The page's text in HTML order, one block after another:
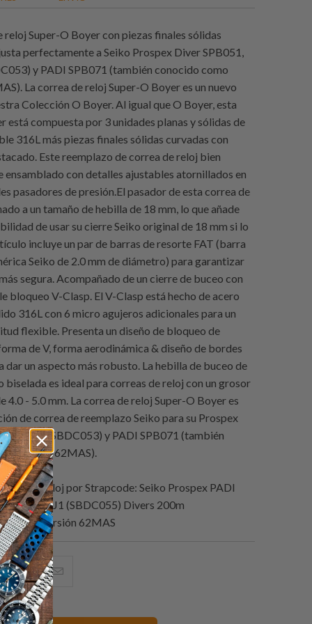
reloj Super-O Boyer con piezas finales sólidas
perfectamente a Seiko Prospex Diver SPB051,
y PADI SPB071 (también conocido como
La correa de reloj Super-O Boyer es un nuevo
Colección O Boyer. Al igual que O Boyer, esta
está compuesta por 3 unidades planas y sólidas de
316L más piezas finales sólidas curvadas con
Este reemplazo de correa de reloj bien
ensamblado con detalles ajustables atornillados en
pasadores de presión.El pasador de esta correa de
a un tamaño de hebilla de 18 mm, lo que añade
de usar su cierre Seiko original de 18 mm si lo
incluye un par de barras de resorte FAT (barra
Seiko de 2.0 mm de diámetro) para garantizar
segura. Acompañado de un cierre de buceo con
bloqueo V-Clasp. El V-Clasp está hecho de acero
316L con 6 micro agujeros adicionales para un
flexible. Presenta un diseño de bloqueo de
de V, forma aerodinámica & diseño de bordes
dar un aspecto más robusto. La hebilla de buceo de
biselada es ideal para correas de reloj con un grosor
4.0 - 5.0 mm. La correa de reloj Super-O Boyer es
de correa de reemplazo Seiko para su Prospex
SPB053 (SBDC053) y PADI SPB071 (también
moderna 62MAS).
de reloj porStrapcode: Seiko Prospex PADI
SPB071J1 (SBDC055) Divers 200m
de la versión 62MAS
Compartir
esto
en